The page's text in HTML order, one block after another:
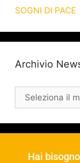
SOGNI DI PACE
Archivio
Hai